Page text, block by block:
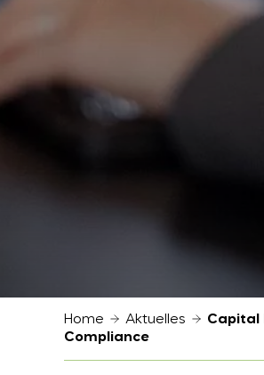
Home Aktuelles
Capital
Compliance